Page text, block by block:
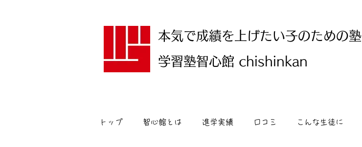
本気で成績を上げたい子のための塾
学習塾智心館 chishinkan
トップ 智心館とは 進学実績 口コミ こんな生徒に